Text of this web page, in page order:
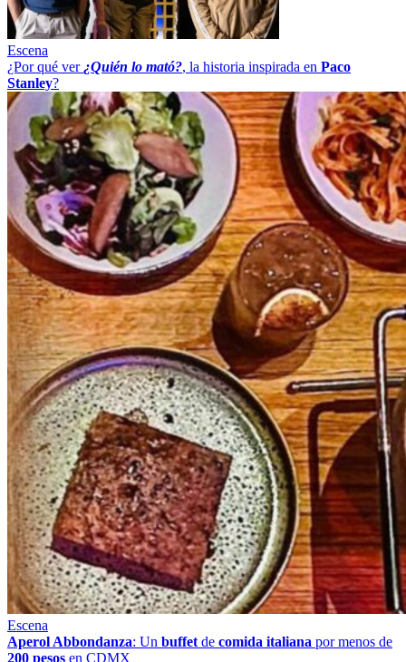
Escena
¿Por qué ver ¿Quién lo mató?, la historia inspirada en Paco
Stanley?
Escena
Aperol Abbondanza: Un buffet de comida italiana por menos de
200 pesos en CDMX